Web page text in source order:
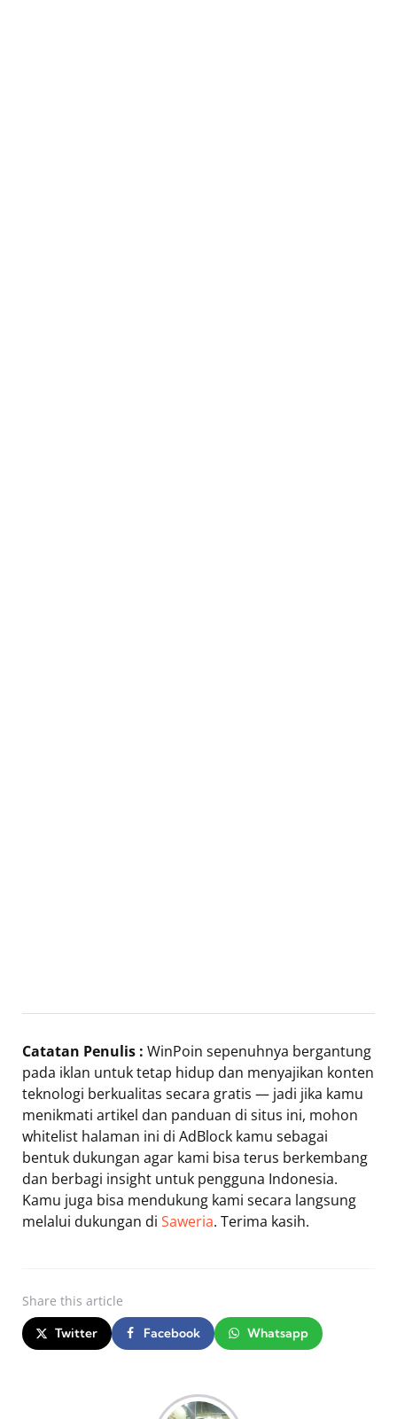
Catatan Penulis : WinPoin sepenuhnya bergantung
pada iklan untuk tetap hidup dan menyajikan konten
teknologi berkualitas secara gratis — jadi jika kamu
menikmati artikel dan panduan di situs ini, mohon
whitelist halaman ini di AdBlock kamu sebagai
bentuk dukungan agar kami bisa terus berkembang
dan berbagi insight untuk pengguna Indonesia.
Kamu juga bisa mendukung kami secara langsung
melalui dukungan di Saweria. Terima kasih.
Share this article
Twitter Facebook Whatsapp